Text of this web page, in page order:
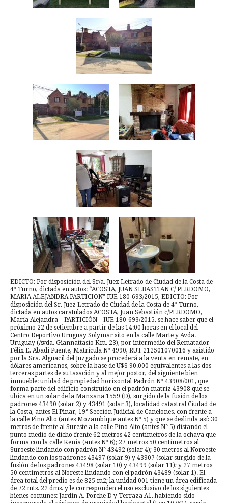
EDICTO: Por disposición del Sr/a. Juez Letrado de Ciudad de la Costa de
4° Turno, dictada en autos: “ACOSTA, JUAN SEBASTIAN C/ PERDOMO,
MARIA ALEJANDRA PARTICION” IUE 180-693/2015, EDICTO: Por
disposición del Sr. Juez Letrado de Ciudad de la Costa de 4° Turno,
dictada en autos caratulados ACOSTA, Juan Sebastián c/PERDOMO,
María Alejandra – PARTICIÓN – IUE 180-693/2015, se hace saber que el
próximo 22 de setiembre a partir de las 14:00 horas en el local del
Centro Deportivo Uruguay Solymar sito en la calle Marte y Avda.
Uruguay (Avda. Giannattasio Km. 23), por intermedio del Rematador
Félix E. Abadi Puente, Matrícula N° 4990, RUT 212501070016 y asistido
por la Sra. Alguacil del Juzgado se procederá a la venta en remate, en
dólares americanos, sobre la base de U$S 90.000 equivalentes a las dos
terceras partes de su tasación y al mejor postor, del siguiente bien
inmueble: unidad de propiedad horizontal Padrón N° 43908/001, que
forma parte del edificio construido en el padrón matriz 43908 que se
ubica en un solar de la Manzana 1559 (D), surgido de la fusión de los
padrones 43490 (solar 2) y 43491 (solar 3), localidad catastral Ciudad de
la Costa, antes El Pinar, 19ª Sección Judicial de Canelones, con frente a
la calle Pino Alto (antes Mozambique antes N° 5) y que se deslinda así: 30
metros de frente al Sureste a la calle Pino Alto (antes N° 5) distando el
punto medio de dicho frente 62 metros 42 centímetros de la ochava que
forma con la calle Kenia (antes N° 6); 27 metros 50 centímetros al
Suroeste lindando con padrón N° 43492 (solar 4); 30 metros al Noroeste
lindando con los padrones 43497 (solar 9) y 43907 (solar surgido de la
fusión de los padrones 43498 (solar 10) y 43499 (solar 11); y 27 metros
50 centímetros al Noreste lindando con el padrón 43489 (solar 1). El
área total del predio es de 825 m2; la unidad 001 tiene un área edificada
de 72 mts. 22 dms. y le corresponden el uso exclusivo de los siguientes
bienes comunes: Jardín A, Porche D y Terraza A1, habiendo sido